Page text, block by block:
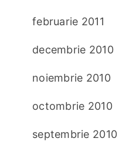
februarie 2011
decembrie 2010
noiembrie 2010
octombrie 2010
septembrie 2010